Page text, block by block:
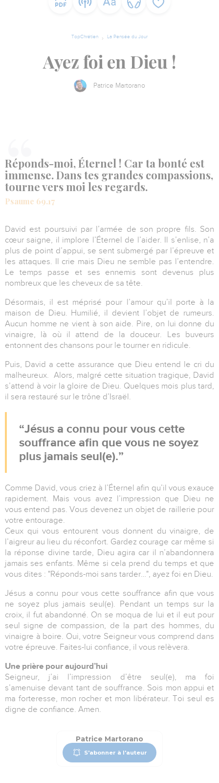
TopChrétien La Pensée du Jour
Ayez foi en Dieu !
Patrice Martorano
Réponds-moi, Éternel ! Car ta bonté est
immense. Dans tes grandes compassions,
tourne vers moi les regards.
Psaume 69.17
David est poursuivi par l’armée de son propre fils. Son
cœur saigne, il implore l’Éternel de l’aider. Il s’enlise, n’a
plus de point d’appui, se sent submergé par l’épreuve et
les attaques. Il crie mais Dieu ne semble pas l’entendre.
Le temps passe et ses ennemis sont devenus plus
nombreux que les cheveux de sa tête.
Désormais, il est méprisé pour l’amour qu’il porte à la
maison de Dieu. Humilié, il devient l’objet de rumeurs.
Aucun homme ne vient à son aide. Pire, on lui donne du
vinaigre, là où il attend de la douceur. Les buveurs
entonnent des chansons pour le tourner en ridicule.
Puis, David a cette assurance que Dieu entend le cri du
malheureux. Alors, malgré cette situation tragique, David
s’attend à voir la gloire de Dieu. Quelques mois plus tard,
il sera restauré sur le trône d’Israël.
Jésus a connu pour vous cette
souffrance afin que vous ne soyez
plus jamais seul(e).
Comme David, vous criez à l’Éternel afin qu’il vous exauce
rapidement. Mais vous avez l’impression que Dieu ne
vous entend pas. Vous devenez un objet de raillerie pour
votre entourage.
Ceux qui vous entourent vous donnent du vinaigre, de
l’aigreur au lieu du réconfort. Gardez courage car même si
la réponse divine tarde, Dieu agira car il n’abandonnera
jamais ses enfants. Même si cela prend du temps et que
vous dites : "Réponds-moi sans tarder…", ayez foi en Dieu.
Jésus a connu pour vous cette souffrance afin que vous
ne soyez plus jamais seul(e). Pendant un temps sur la
croix, il fut abandonné. On se moqua de lui et il eut pour
seul signe de compassion, de la part des hommes, du
vinaigre à boire. Oui, votre Seigneur vous comprend dans
votre épreuve. Faites-lui confiance, il vous relèvera.
Une prière pour aujourd’hui
Seigneur, j’ai l’impression d’être seul(e), ma foi
s’amenuise devant tant de souffrance. Sois mon appui et
ma forteresse, mon rocher et mon libérateur. Toi seul es
digne de confiance. Amen.
Patrice Martorano
S'abonner à l'auteur